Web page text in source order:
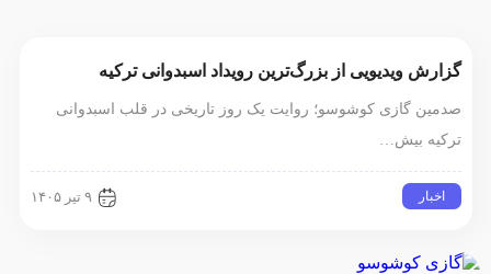
گزارش ویدیویی از بزرگ‌ترین رویداد اسبدوانی ترکیه
صدمین گازی کوشوسو؛ روایت یک روز تاریخی در قلب اسبدوانی
ترکیه بیش…
اخبار ۹ تیر ۱۴۰۵